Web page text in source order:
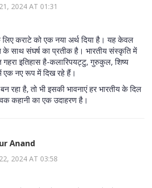
2024 AT 01:31
लिए कराटे को एक नया अर्थ दिया है। यह केवल
के साथ संघर्ष का प्रतीक है। भारतीय संस्कृति में
गहरा इतिहास है-कलारिपयट्टु, गुरुकुल, शिष्य
एक नए रूप में दिख रहे हैं।
रहा है, तो भी इसकी भावनाएं हर भारतीय के दिल
कहानी का एक उदाहरण है।
Anand
2024 AT 03:58